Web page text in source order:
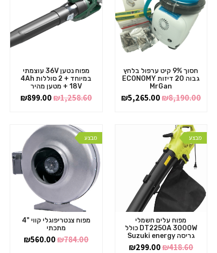
חסוך 9% קיט ערפול בלחץ
גבוה 20 דיזות ECONOMY
MrGan
₪8,190.00
₪5,265.00
מפוח נטען 36V עוצמתי
במיוחד + 2 סוללות 4Ah
18V + מטען מהיר
₪1,258.60
₪899.00
מבצע
מפוח עלים חשמלי
DT2250A 3000W כולל
גריסה Suzuki energy
₪418.60
₪299.00
מבצע
מפוח צנטריפוגלי קווי "4
מתכתי
₪784.00
₪560.00